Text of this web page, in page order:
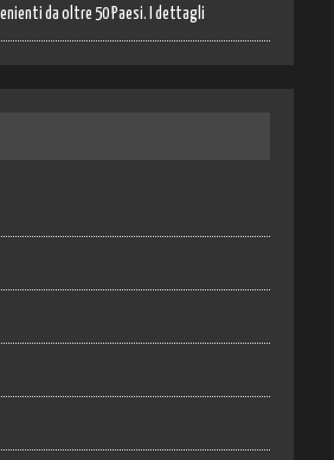
da oltre 50 Paesi. I dettagli